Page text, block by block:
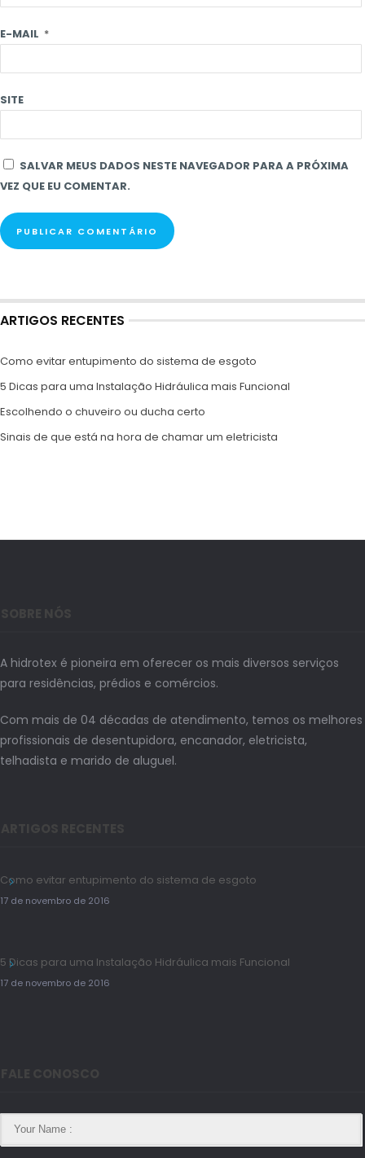
E-MAIL *
SITE
SALVAR MEUS DADOS NESTE NAVEGADOR PARA A PRÓXIMA
VEZ QUE EU COMENTAR.
ARTIGOS RECENTES
Como evitar entupimento do sistema de esgoto
5 Dicas para uma Instalação Hidráulica mais Funcional
Escolhendo o chuveiro ou ducha certo
Sinais de que está na hora de chamar um eletricista
A hidrotex é pioneira em oferecer os mais diversos serviços
para residências, prédios e comércios.
Com mais de 04 décadas de atendimento, temos os melhores
profissionais de desentupidora, encanador, eletricista,
telhadista e marido de aluguel.
Como evitar entupimento do sistema de esgoto
17 de novembro de 2016
5 Dicas para uma Instalação Hidráulica mais Funcional
17 de novembro de 2016